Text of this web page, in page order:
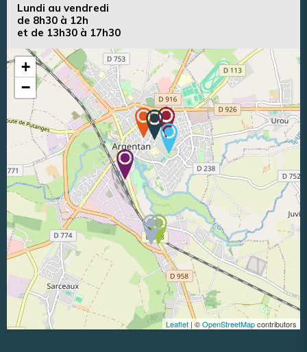
Lundi au vendredi
de 8h30 à 12h
et de 13h30 à 17h30
+
−
Leaflet | ©OpenStreetMapcontributors